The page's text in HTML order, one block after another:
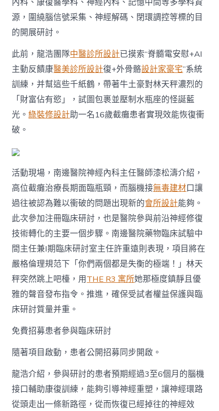
源，圍繞腦信號采集、神經解碼、閉環調控等標的目
的開展研討。
此前，龍浩團隊中醫診所設計已摸索“脊髓電安慰+AI
主動反饋康醫美診所設計復+外骨骼設計家豪宅”系統
訓練，并幫這些千紙鶴，帶著牛土豪對林天秤濃烈的
「財富佔有慾」，試圖包裹並壓制水瓶座的怪誕藍
光。綠裝修設計助一名16歲截癱患者實現效能恢復衝
破。
活動現場，南邊醫院神經內科主任醫師漆松濤介紹，
高位截癱治療長期面臨瓶頸，而腦機接無毒建材口讓
過往被認為難以衝破的問題出現新的會所設計能夠。
此次參加注冊臨床研討，也是醫院參與前沿神經修復
技術轉化的主要一個步驟。南邊醫院藥物臨床試驗中
間主任兼I期臨床研討室主任許重遠則表現，項目將在
嚴格倫理規范下「你們兩個都是失衡的極端！」林天
秤突然跳上吧檯，用THE R3 寓所她那極度鎮靜且優
雅的聲音發布指令。推進，確保受試者權益保護與臨
床研討質量并重。
免費招募患者參與臨床研討
隨著項目啟動，患者公開招募同步開啟。
龍浩介紹，參與研討的患者預期經過3至6個月的腦機
接口輔助康復訓練，能夠引導神經重塑，讓神經環路
從頭走出一條新路徑，從而恢復已經掉往的神經效